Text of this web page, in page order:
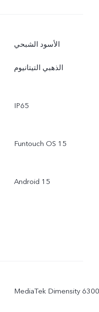
الأسود الشبحي
الذهبي التيتانيوم
IP65
Funtouch OS 15
Android 15
MediaTek Dimensity 6300